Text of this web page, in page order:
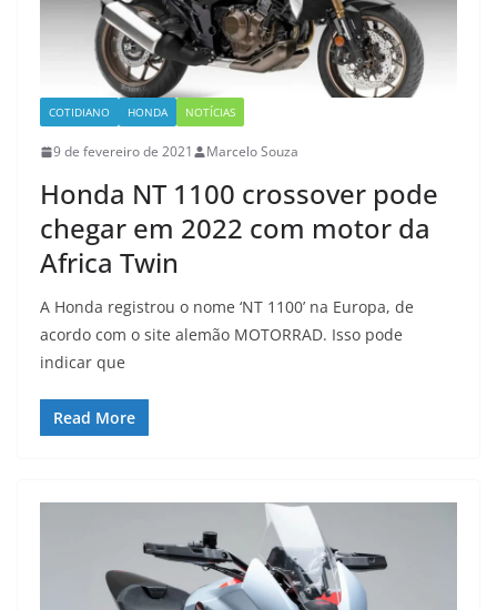
COTIDIANO HONDA NOTÍCIAS
9 de fevereiro de 2021 Marcelo Souza
Honda NT 1100 crossover pode
chegar em 2022 com motor da
Africa Twin
A Honda registrou o nome ‘NT 1100’ na Europa, de
acordo com o site alemão MOTORRAD. Isso pode
indicar que
Read More